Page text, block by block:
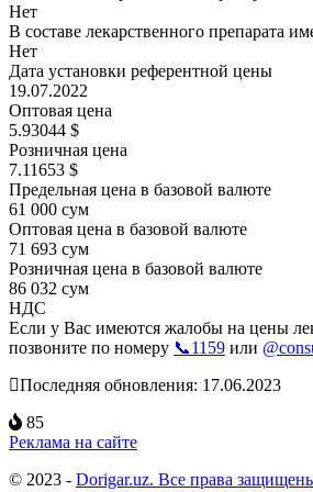
Нет
В составе лекарственного препарата
Нет
Дата установки референтной цены
19.07.2022
Оптовая цена
5.93044 $
Розничная цена
7.11653 $
Предельная цена в базовой валюте
61 000 сум
Оптовая цена в базовой валюте
71 693 сум
Розничная цена в базовой валюте
86 032 сум
НДС
Если у Вас имеются жалобы на цены
позвоните по номеру 📞1159 или
Последняя обновления: 17.06.2023
85
Реклама на сайте
© 2023 - Dorigar.uz. Все права